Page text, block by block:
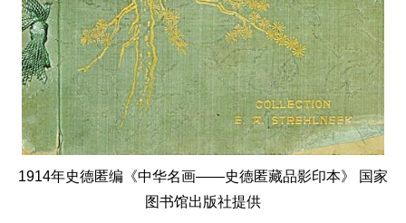
1914年史德匿编《中华名画——史德匿藏品影印本》 国家
图书馆出版社提供